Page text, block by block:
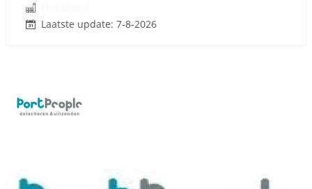
Laatste update: 7-8-2026